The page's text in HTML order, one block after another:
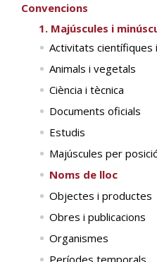
Convencions
1. Majúscules i
Activitats científiques
Animals i vegetals
Ciència i tècnica
Documents oficials
Estudis
Majúscules per
Noms de lloc
Objectes i productes
Obres i publicacions
Organismes